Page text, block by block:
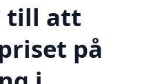
till att
på